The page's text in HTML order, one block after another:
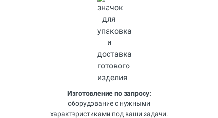
Изготовление по запросу:
оборудование с нужными
характеристиками под ваши задачи.